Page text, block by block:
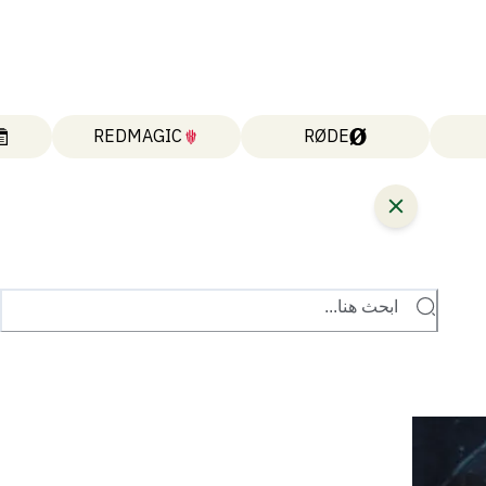
RØDE
REDMAGIC
ابحث هنا...